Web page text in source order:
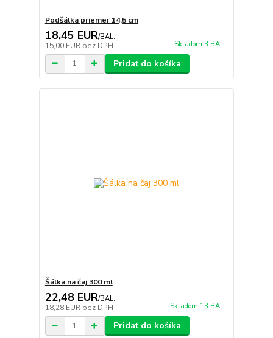
Podšálka priemer 14,5 cm
18,45 EUR/BAL.
15,00 EUR bez DPH Skladom 3 BAL.
Pridať do košíka
Šálka na čaj 300 ml
22,48 EUR/BAL.
18,28 EUR bez DPH Skladom 13 BAL.
Pridať do košíka